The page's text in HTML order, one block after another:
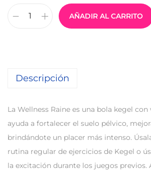
AÑADIR AL CARRITO
Descripción
La Wellness Raine es una bola kegel
ayuda a fortalecer el suelo pélvico,
brindándote un placer más intenso.
rutina regular de ejercicios de Kegel o
la excitación durante los juegos previos.